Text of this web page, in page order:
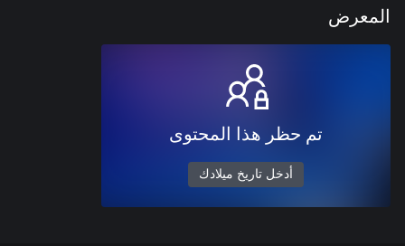
المعرض
تم حظر هذا المحتوى
أدخل تاريخ ميلادك